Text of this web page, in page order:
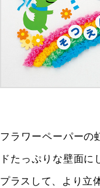
フラワーペーパーの
ドたっぷりな壁面
プラスして、より立